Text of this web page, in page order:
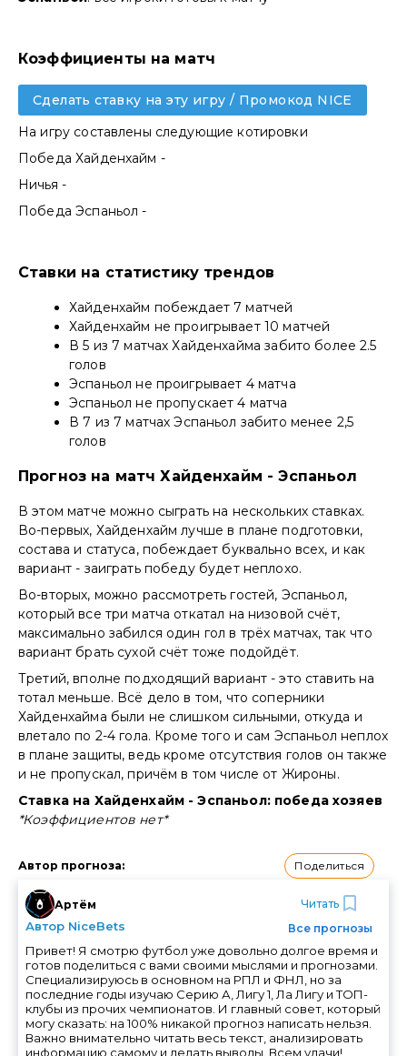
Коэффициенты на матч
Сделать ставку на эту игру / Промокод NICE
На игру составлены следующие котировки
Победа Хайденхайм -
Ничья -
Победа Эспаньол -
Ставки на статистику трендов
Хайденхайм побеждает 7 матчей
Хайденхайм не проигрывает 10 матчей
В 5 из 7 матчах Хайденхайма забито более 2.5
голов
Эспаньол не проигрывает 4 матча
Эспаньол не пропускает 4 матча
В 7 из 7 матчах Эспаньол забито менее 2,5
голов
Прогноз на матч Хайденхайм - Эспаньол
В этом матче можно сыграть на нескольких ставках.
Во-первых, Хайденхайм лучше в плане подготовки,
состава и статуса, побеждает буквально всех, и как
вариант - заиграть победу будет неплохо.
Во-вторых, можно рассмотреть гостей, Эспаньол,
который все три матча откатал на низовой счёт,
максимально забился один гол в трёх матчах, так что
вариант брать сухой счёт тоже подойдёт.
Третий, вполне подходящий вариант - это ставить на
тотал меньше. Всё дело в том, что соперники
Хайденхайма были не слишком сильными, откуда и
влетало по 2-4 гола. Кроме того и сам Эспаньол неплох
в плане защиты, ведь кроме отсутствия голов он также
и не пропускал, причём в том числе от Жироны.
Ставка на Хайденхайм - Эспаньол: победа хозяев
*Коэффициентов нет*
Автор прогноза: Поделиться
Артём
Автор NiceBets
Читать
Все прогнозы
Привет! Я смотрю футбол уже довольно долгое время и
готов поделиться с вами своими мыслями и прогнозами.
Специализируюсь в основном на РПЛ и ФНЛ, но за
последние годы изучаю Серию А, Лигу 1, Ла Лигу и ТОП-
клубы из прочих чемпионатов. И главный совет, который
могу сказать: на 100% никакой прогноз написать нельзя.
Важно внимательно читать весь текст, анализировать
информацию самому и делать выводы. Всем удачи!